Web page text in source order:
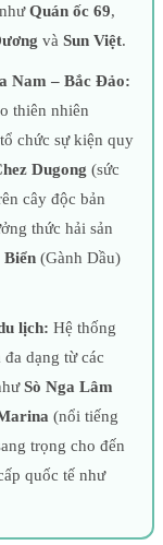
Quán ốc 69,
và Sun Việt.
Nam – Bắc Đảo:
thiên nhiên
chức sự kiện quy
Dugong (sức
cây độc bản
thức hải sản
Biển (Gành Dầu)
lịch: Hệ thống
dạng từ các
Sò Nga Lâm
(nổi tiếng
trọng cho đến
quốc tế như